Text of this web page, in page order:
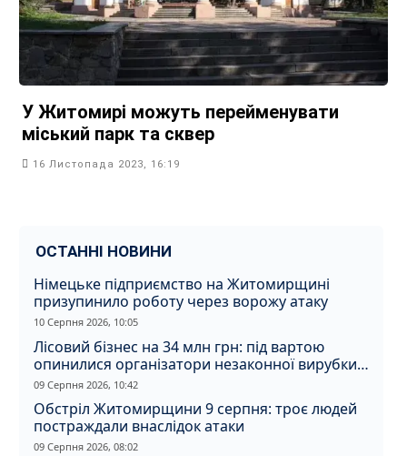
У Житомирі можуть перейменувати
міський парк та сквер
16 Листопада 2023, 16:19
ОСТАННІ НОВИНИ
Німецьке підприємство на Житомирщині
призупинило роботу через ворожу атаку
10 Серпня 2026, 10:05
Лісовий бізнес на 34 млн грн: під вартою
опинилися організатори незаконної вирубки
на Житомирщині
09 Серпня 2026, 10:42
Обстріл Житомирщини 9 серпня: троє людей
постраждали внаслідок атаки
09 Серпня 2026, 08:02